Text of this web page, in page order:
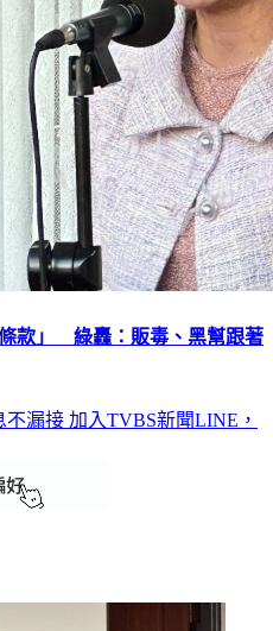
款」 綠轟：販毒、黑幫跟著
不漏接 加入TVBS新聞LINE，